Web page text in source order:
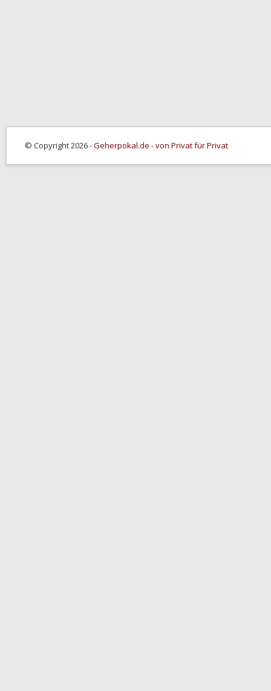
© Copyright 2026 -Geherpokal.de - von Privat für Privat